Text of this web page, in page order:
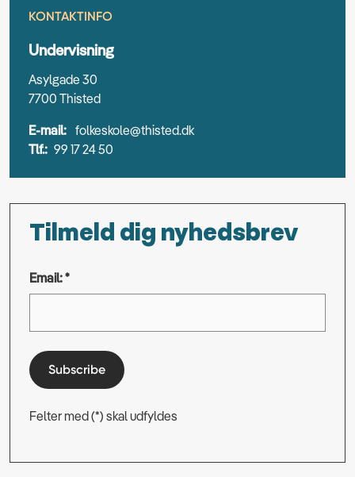
KONTAKTINFO
Undervisning
Asylgade 30
7700 Thisted
E-mail: folkeskole@thisted.dk
Tlf.: 99 17 24 50
Tilmeld dig nyhedsbrev
Email: *
Subscribe
Felter med (*) skal udfyldes